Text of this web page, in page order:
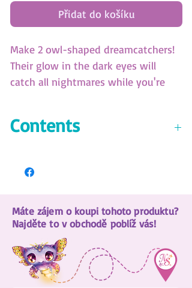
Přidat do košíku
Make 2 owl-shaped dreamcatchers!
Their glow in the dark eyes will
catch all nightmares while you're
Contents
Cotton thread
6 rhinestone stickers
Jewelry glue
12 glue dots
Key ring with chain
Jump ring
Máte zájem o koupi tohoto produktu?
Najděte to v obchodě poblíž vás!